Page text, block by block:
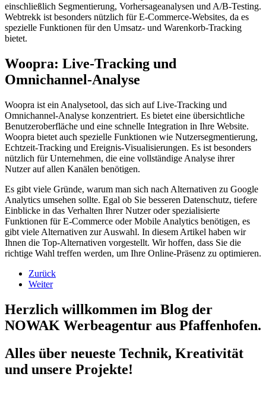
einschließlich Segmentierung, Vorhersageanalysen und A/B-Testing.
Webtrekk ist besonders nützlich für E-Commerce-Websites, da es
spezielle Funktionen für den Umsatz- und Warenkorb-Tracking
bietet.
Woopra: Live-Tracking und
Omnichannel-Analyse
Woopra ist ein Analysetool, das sich auf Live-Tracking und
Omnichannel-Analyse konzentriert. Es bietet eine übersichtliche
Benutzeroberfläche und eine schnelle Integration in Ihre Website.
Woopra bietet auch spezielle Funktionen wie Nutzersegmentierung,
Echtzeit-Tracking und Ereignis-Visualisierungen. Es ist besonders
nützlich für Unternehmen, die eine vollständige Analyse ihrer
Nutzer auf allen Kanälen benötigen.
Es gibt viele Gründe, warum man sich nach Alternativen zu Google
Analytics umsehen sollte. Egal ob Sie besseren Datenschutz, tiefere
Einblicke in das Verhalten Ihrer Nutzer oder spezialisierte
Funktionen für E-Commerce oder Mobile Analytics benötigen, es
gibt viele Alternativen zur Auswahl. In diesem Artikel haben wir
Ihnen die Top-Alternativen vorgestellt. Wir hoffen, dass Sie die
richtige Wahl treffen werden, um Ihre Online-Präsenz zu optimieren.
Zurück
Weiter
Herzlich willkommen im Blog der
NOWAK Werbeagentur aus Pfaffenhofen.
Alles über neueste Technik, Kreativität
und unsere Projekte!